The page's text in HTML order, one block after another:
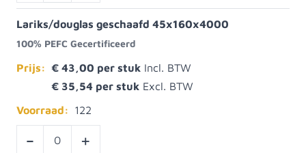
Lariks/douglas geschaafd 45x160x4000
100% PEFC Gecertificeerd
Prijs: € 43,00
€ 35,54
Voorraad:
122
- +